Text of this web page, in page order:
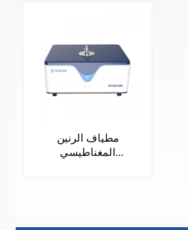
مطياف الرنين
المغناطيسي